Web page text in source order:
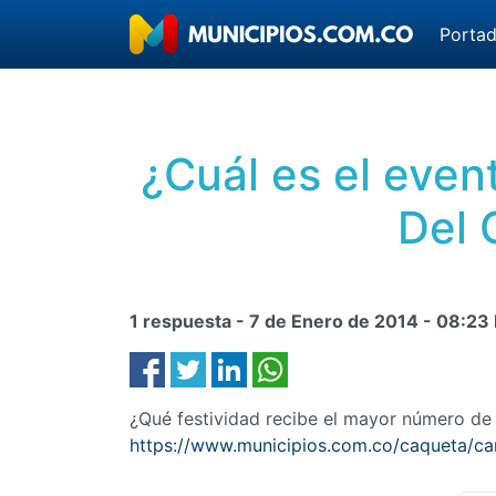
¿Cuál es el
Del
1 respuesta - 7 de Enero de 2014 - 08:23
¿Qué festividad recibe el mayor número
https://www.municipios.com.co/caqueta/